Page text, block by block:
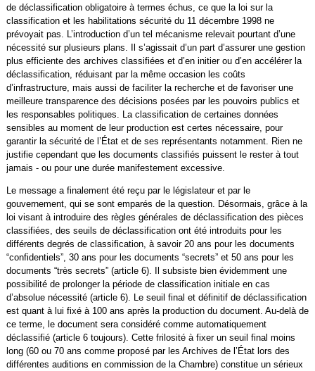
de déclassification obligatoire à termes échus, ce que la loi sur la
classification et les habilitations sécurité du 11 décembre 1998 ne
prévoyait pas. L’introduction d’un tel mécanisme relevait pourtant d’une
nécessité sur plusieurs plans. Il s’agissait d’un part d’assurer une gestion
plus efficiente des archives classifiées et d’en initier ou d’en accélérer la
déclassification, réduisant par la même occasion les coûts
d’infrastructure, mais aussi de faciliter la recherche et de favoriser une
meilleure transparence des décisions posées par les pouvoirs publics et
les responsables politiques. La classification de certaines données
sensibles au moment de leur production est certes nécessaire, pour
garantir la sécurité de l’État et de ses représentants notamment. Rien ne
justifie cependant que les documents classifiés puissent le rester à tout
jamais - ou pour une durée manifestement excessive.
Le message a finalement été reçu par le législateur et par le
gouvernement, qui se sont emparés de la question. Désormais, grâce à la
loi visant à introduire des règles générales de déclassification des pièces
classifiées, des seuils de déclassification ont été introduits pour les
différents degrés de classification, à savoir 20 ans pour les documents
“confidentiels”, 30 ans pour les documents “secrets” et 50 ans pour les
documents “très secrets” (article 6). Il subsiste bien évidemment une
possibilité de prolonger la période de classification initiale en cas
d’absolue nécessité (article 6). Le seuil final et définitif de déclassification
est quant à lui fixé à 100 ans après la production du document. Au-delà de
ce terme, le document sera considéré comme automatiquement
déclassifié (article 6 toujours). Cette frilosité à fixer un seuil final moins
long (60 ou 70 ans comme proposé par les Archives de l’État lors des
différentes auditions en commission de la Chambre) constitue un sérieux